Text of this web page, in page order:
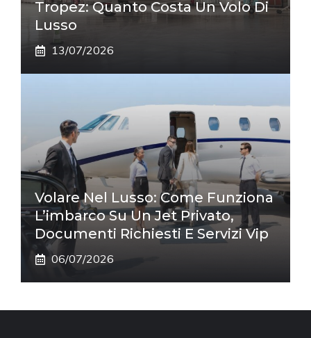
Tropez: Quanto Costa Un Volo Di
Lusso
13/07/2026
Volare Nel Lusso: Come Funziona
L’imbarco Su Un Jet Privato,
Documenti Richiesti E Servizi Vip
06/07/2026